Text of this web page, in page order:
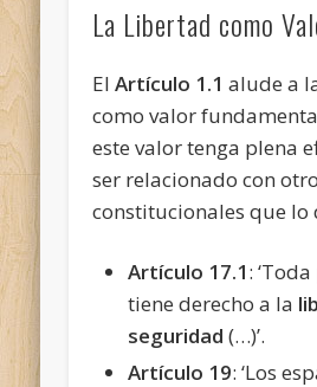
La Libertad como
ElArtículo 1.1 alude a
como valor
este valor tenga plena
ser relacionado con
constitucionales que lo
Artículo 17.1:
tiene derecho a la
seguridad (…)’.
Artículo 19: ‘Los